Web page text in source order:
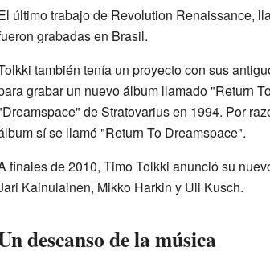
último trabajo de Revolution Renaissance,
grabadas en Brasil.
también tenía un proyecto con sus
grabar un nuevo álbum llamado "Return
de Stratovarius en 1994. Por
sí se llamó "Return To Dreamspace".
finales de 2010, Timo Tolkki anunció su
Kainulainen, Mikko Harkin y Uli Kusch.
descanso de la música